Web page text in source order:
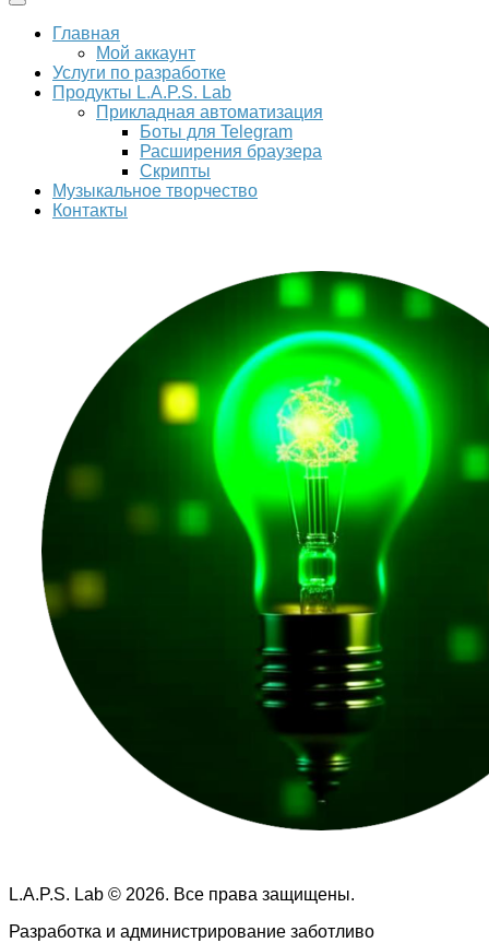
Главная
Мой аккаунт
Услуги по разработке
Продукты L.A.P.S. Lab
Прикладная автоматизация
Боты для Telegram
Расширения браузера
Скрипты
Музыкальное творчество
Контакты
L.A.P.S. Lab © 2026. Все права защищены.
Разработка и администрирование заботливо